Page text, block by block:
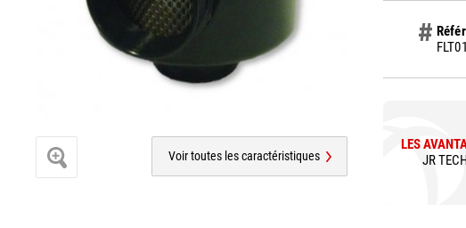
Voir toutes les caractéristiques
LES
JR